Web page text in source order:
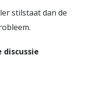
stilstaat dan de
discussie